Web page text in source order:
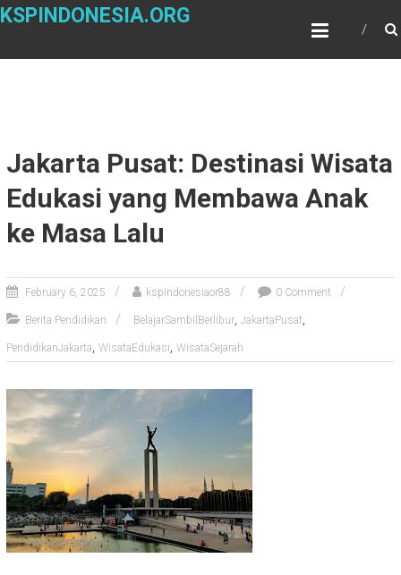
Skip
KSPINDONESIA.ORG
Jakarta Pusat: Destinasi Wisata
Edukasi yang Membawa Anak
ke Masa Lalu
February 6, 2025 kspindonesiaor88 0 Comment
Berita Pendidikan BelajarSambilBerlibur, JakartaPusat,
PendidikanJakarta, WisataEdukasi, WisataSejarah